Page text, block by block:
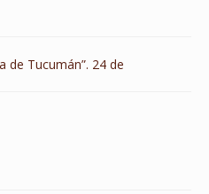
de Tucumán”. 24 de